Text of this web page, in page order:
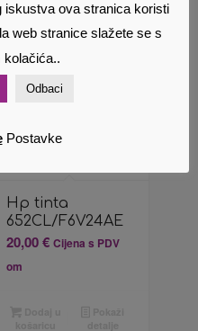
Hp tinta
652CL/F6V24AE
20,00€ Cijena s PDV
om
iskustva ova stranica koristi
web stranice slažete se s
kolačića..
Odbaci
Postavke